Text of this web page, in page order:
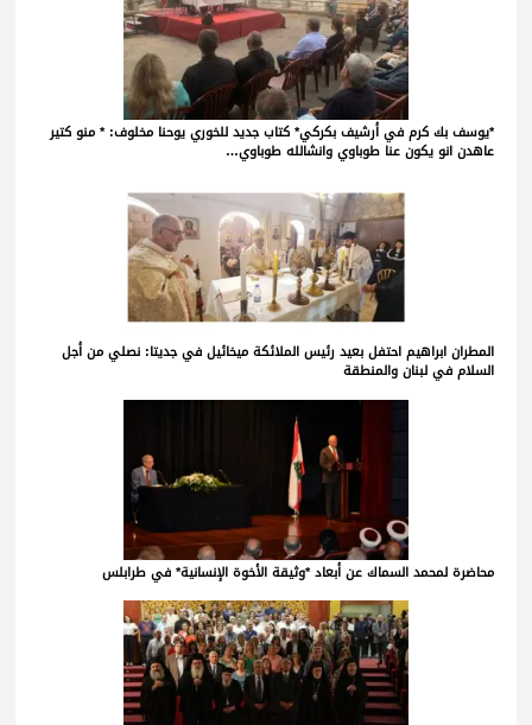
*يوسف بك كرم في أرشيف بكركي* كتاب جديد للخوري يوحنا مخلوف: * منو كتير
عاهدن انو يكون عنا طوباوي وانشالله طوباوي…
المطران ابراهيم احتفل بعيد رئيس الملائكة ميخائيل في جديتا: نصلي من أجل
السلام في لبنان والمنطقة
محاضرة لمحمد السماك عن أبعاد *وثيقة الأخوة الإنسانية* في طرابلس